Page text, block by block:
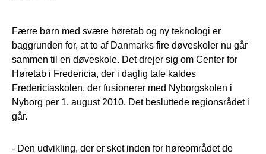
Færre børn med svære høretab og ny teknologi er
baggrunden for, at to af Danmarks fire døveskoler nu går
sammen til en døveskole. Det drejer sig om Center for
Høretab i Fredericia, der i daglig tale kaldes
Fredericiaskolen, der fusionerer med Nyborgskolen i
Nyborg per 1. august 2010. Det besluttede regionsrådet i
går.
- Den udvikling, der er sket inden for høreområdet de